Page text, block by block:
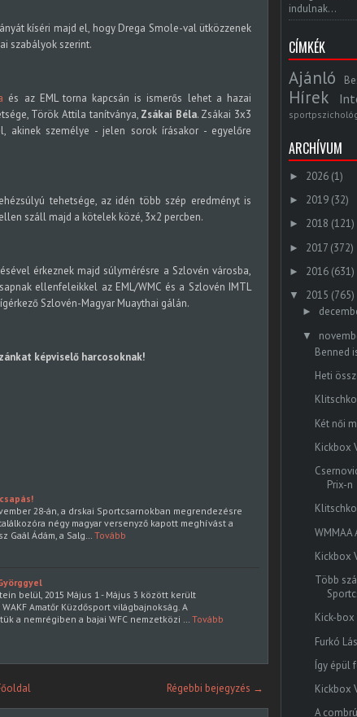
kíséri majd el, hogy Drega Smole-val ütközzenek
szabályok szerint.
és az EML torna kapcsán is ismerős lehet a hazai
Török Attila tanítványa, Zsákai Béla. Zsákai 3x3
akinek személye - jelen sorok írásakor - egyelőre
tehetsége, az idén több szép eredményt is
száll majd a kötelek közé, 3x2 percben.
érkeznek majd súlymérésre a Szlovén városba,
ellenfeleikkel az EML/WMC és a Szlovén IMTL
Szlovén-Magyar Muaythai gálán.
képviselő harcosoknak!
28-án, a drskai Sportcsarnokban megrendezésre
négy magyar versenyző kapott meghívást a
Ádám, a Salg…
Tovább
belül, 2015 Május 1 - Május 3 között került
Amatőr Küzdősport világbajnokság. A
a nemrégiben a bajai WFC nemzetközi …
Tovább
Régebbi bejegyzés →
indulnak...
CÍMKÉK
Ajánló
Hírek
ARCHÍVUM
► 2026 (1)
► 2019 (32)
► 2018 (121)
► 2017 (372)
► 2016 (631)
▼ 2015 (765)
►
▼
Benned
Heti
Két női
Kickbox
Prix-n
WMMAA
Kickbox
Több
Kick-box
Furkó
Így épül
Kickbox
A